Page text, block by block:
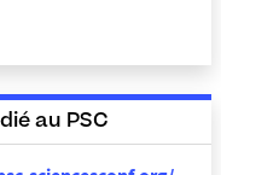
au PSC